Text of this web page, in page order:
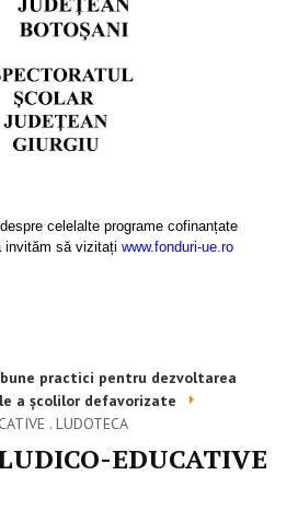
celelalte programe cofinanțate
invităm să vizitați www.fonduri-ue.ro
practici pentru dezvoltarea
a școlilor defavorizate
. LUDOTECA
EDUCATIVE